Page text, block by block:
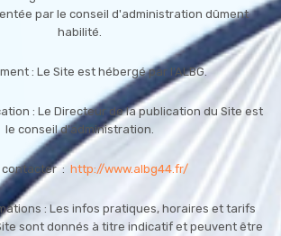
par le conseil d'administration dûment
habilité.
: Le Site est hébergé par l'ALBG.
: Le Directeur de la publication du Site est
le conseil d'administration.
contacter : http://www.albg44.fr/
: Les infos pratiques, horaires et tarifs
sont donnés à titre indicatif et peuvent être